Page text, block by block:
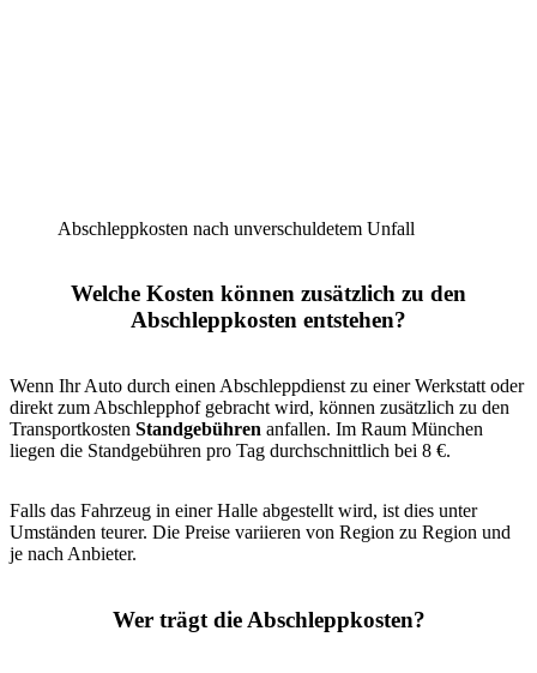
Abschleppkosten nach unverschuldetem Unfall
Welche Kosten können zusätzlich zu den
Abschleppkosten entstehen?
Wenn Ihr Auto durch einen Abschleppdienst zu einer Werkstatt oder
direkt zum Abschlepphof gebracht wird, können zusätzlich zu den
Transportkosten Standgebühren anfallen. Im Raum München
liegen die Standgebühren pro Tag durchschnittlich bei 8 €.
Falls das Fahrzeug in einer Halle abgestellt wird, ist dies unter
Umständen teurer. Die Preise variieren von Region zu Region und
je nach Anbieter.
Wer trägt die Abschleppkosten?